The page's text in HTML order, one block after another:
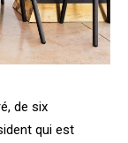
de six
qui est